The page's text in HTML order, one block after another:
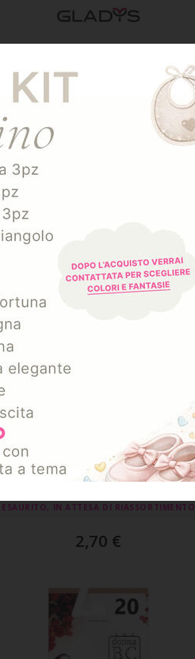
AGGIUNGI AL CARRELLO
Gambaletto Donna Con
Orsetto Ed Effetto Velato
AGGIUNGI AL CARRELLO
ART. TAYLOR_1C
Gambaletto Donna Pile
ESAURITO, IN ATTESA DI RIASSORTIMENTO
2,70 €